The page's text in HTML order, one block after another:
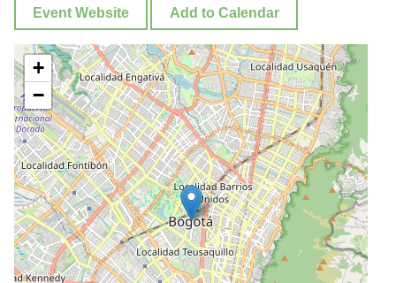
Event Website Add to Calendar
+
−